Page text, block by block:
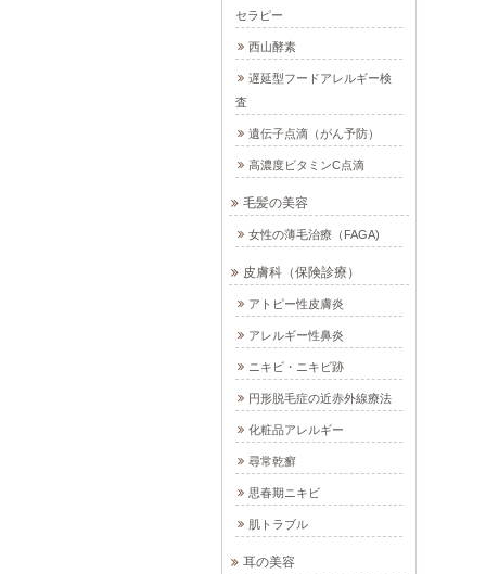
セラピー
西山酵素
遅延型フードアレルギー検
査
遺伝子点滴（がん予防）
高濃度ビタミンC点滴
毛髪の美容
女性の薄毛治療（FAGA)
皮膚科（保険診療）
アトピー性皮膚炎
アレルギー性鼻炎
ニキビ・ニキビ跡
円形脱毛症の近赤外線療法
化粧品アレルギー
尋常乾癬
思春期ニキビ
肌トラブル
耳の美容